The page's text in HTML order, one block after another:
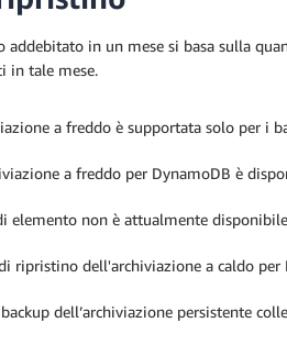
addebitato in un mese si basa sulla
in tale mese.
a freddo è supportata solo per i
a freddo per DynamoDB è
elemento non è attualmente
ripristino dell'archiviazione a caldo per
dell’archiviazione persistente